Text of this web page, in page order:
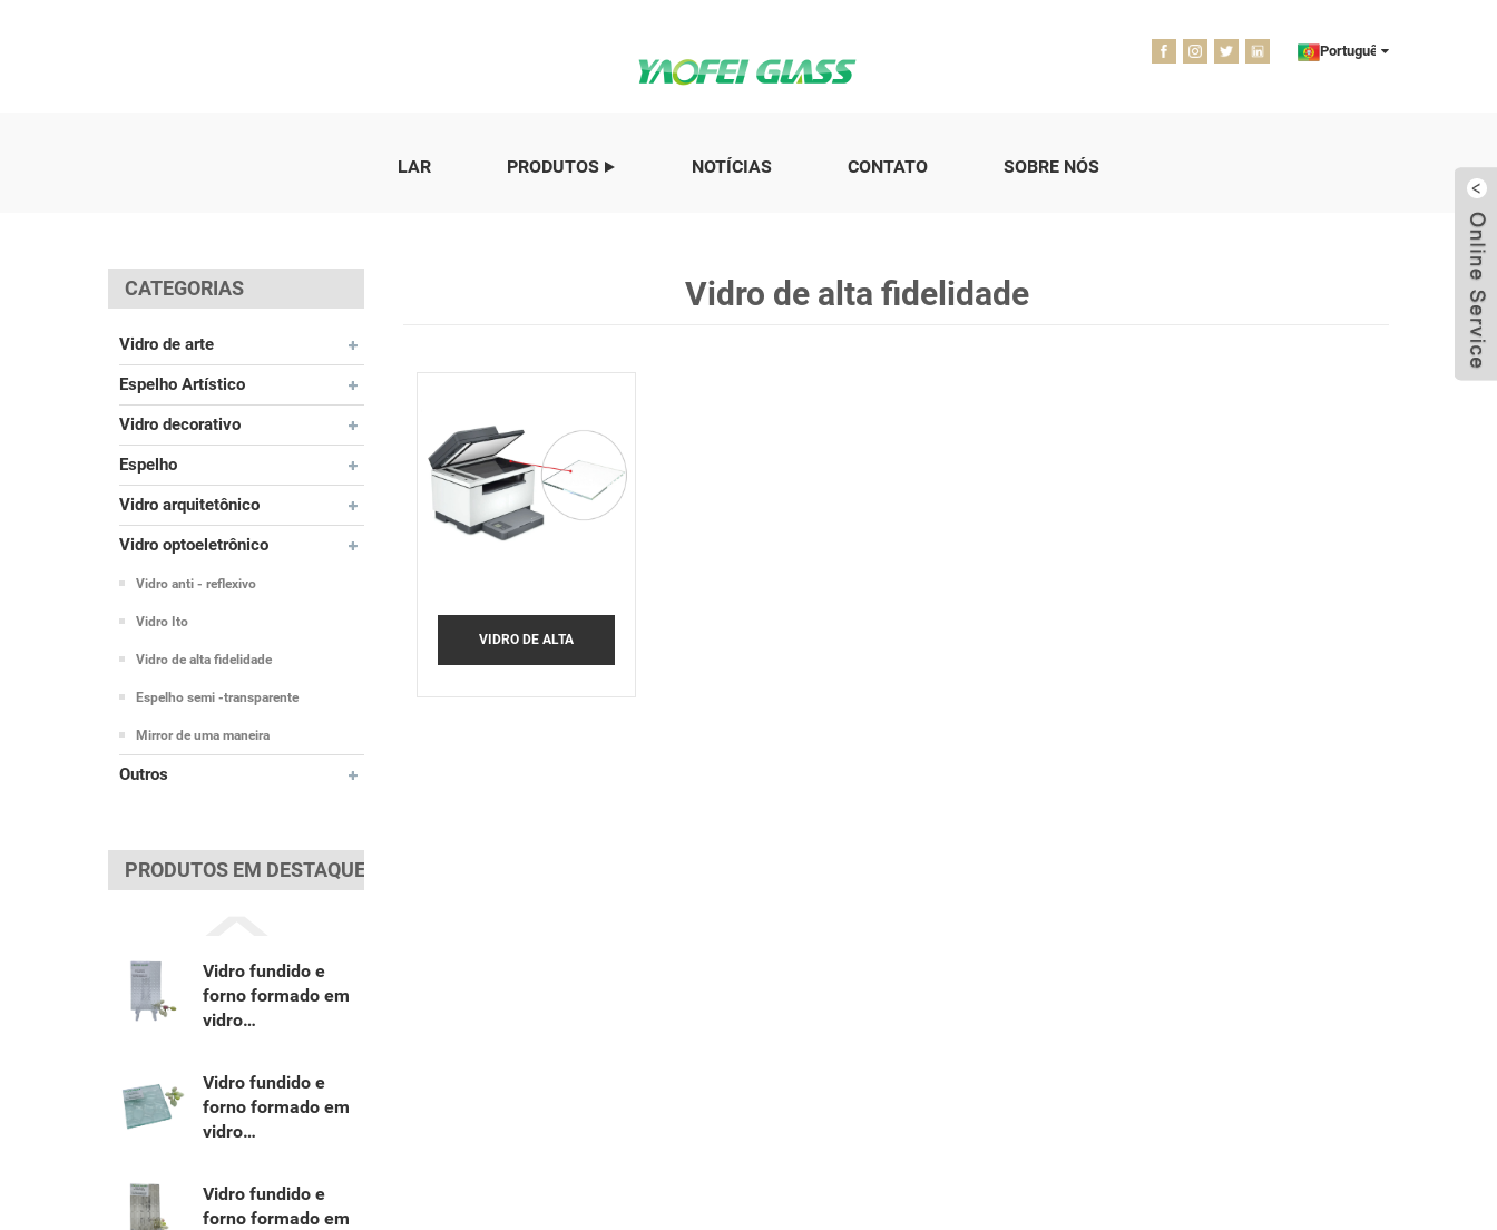
Português
LAR PRODUTOS NOTÍCIAS CONTATO SOBRE NÓS
CATEGORIAS
Vidro de arte
Espelho Artístico
Vidro decorativo
Espelho
Vidro arquitetônico
Vidro optoeletrônico
Vidro anti - reflexivo
Vidro Ito
Vidro de alta fidelidade
Espelho semi -transparente
Mirror de uma maneira
Outros
PRODUTOS EM DESTAQUE
Vidro fundido e
forno formado em
vidro
Vidro fundido e
forno formado em
vidro
Vidro fundido e
forno formado em
Vidro de alta fidelidade
VIDRO DE ALTA